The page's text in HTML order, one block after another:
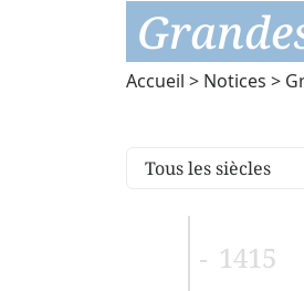
Accueil > Notices >
1415